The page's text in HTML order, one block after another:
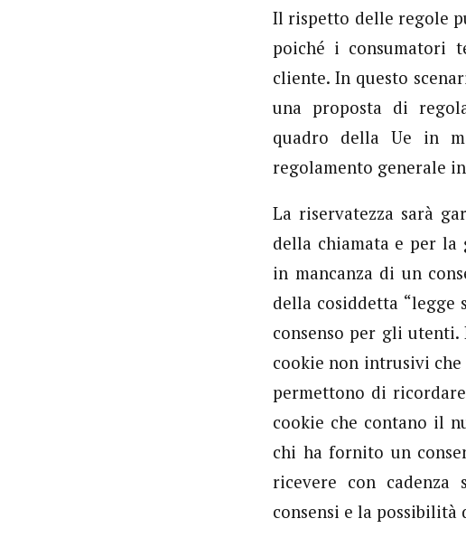
Il rispetto delle regole
poiché i consumatori
cliente. In questo
una proposta di
quadro della Ue in
regolamento generale
La riservatezza sarà
della chiamata e per la
in mancanza di un
della cosiddetta “legge
consenso per gli utenti.
cookie non intrusivi
permettono di
cookie che contano il
chi ha fornito un
ricevere con cadenza
consensi e la